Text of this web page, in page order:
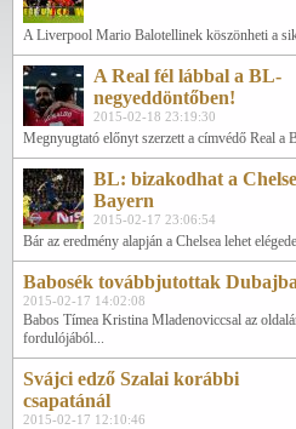
A Liverpool Mario Balotellinek köszönheti a
A Real fél lábbal a BL-
negyeddöntőben!
2015-02-18 23:19:30
Megnyugtató előnyt szerzett a címvédő Real a
BL: bizakodhat a
Bayern
2015-02-17 23:06:54
Bár az eredmény alapján a Chelsea lehet
Babosék továbbjutottak
2015-02-17 14:02:08
Babos Tímea Kristina Mladenoviccsal az
fordulójából...
Svájci edző Szalai korábbi
csapatánál
2015-02-17 12:10:46